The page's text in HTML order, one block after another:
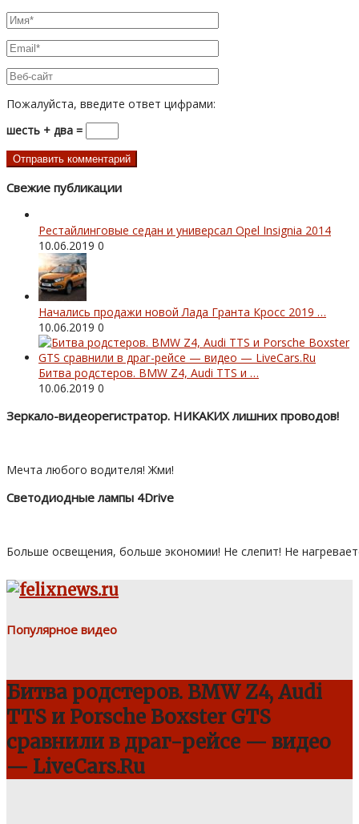
Пожалуйста, введите ответ цифрами:
шесть + два =
Свежие публикации
Рестайлинговые седан и универсал Opel Insignia 2014
10.06.2019 0
Начались продажи новой Лада Гранта Кросс 2019 …
10.06.2019 0
Битва родстеров. BMW Z4, Audi TTS и …
10.06.2019 0
Зеркало-видеорегистратор. НИКАКИХ лишних проводов!
Мечта любого водителя! Жми!
Светодиодные лампы 4Drive
Больше освещения, больше экономии! Не слепит! Не
Популярное видео
Битва родстеров. BMW Z4, Audi
TTS и Porsche Boxster GTS
сравнили в драг-рейсе — видео
— LiveCars.Ru